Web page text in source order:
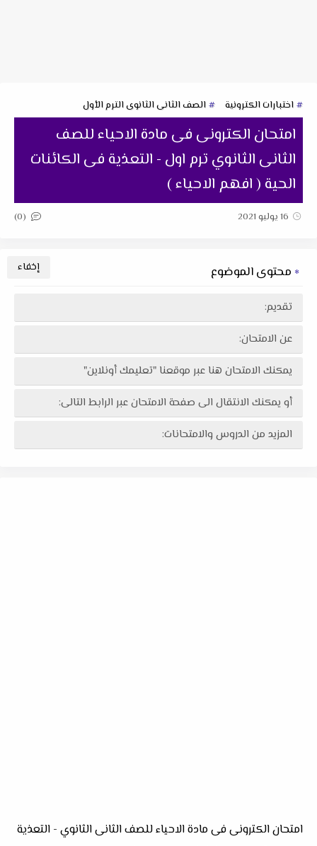
اختبارات الكترونية الصف الثانى الثانوى الترم الأول
امتحان الكترونى فى مادة الاحياء للصف
الثانى الثانوي ترم اول - التعذية فى الكائنات
الحية ( افهم الاحياء )
16 يوليو 2021 (0)
محتوى الموضوع
تقديم:
عن الامتحان:
يمكنك الامتحان هنا عبر موقعنا "تعليمك أونلاين"
أو يمكنك الانتقال الى صفحة الامتحان عبر الرابط التالى:
المزيد من الدروس والامتحانات:
امتحان الكترونى فى مادة الاحياء للصف الثانى الثانوي - التعذية